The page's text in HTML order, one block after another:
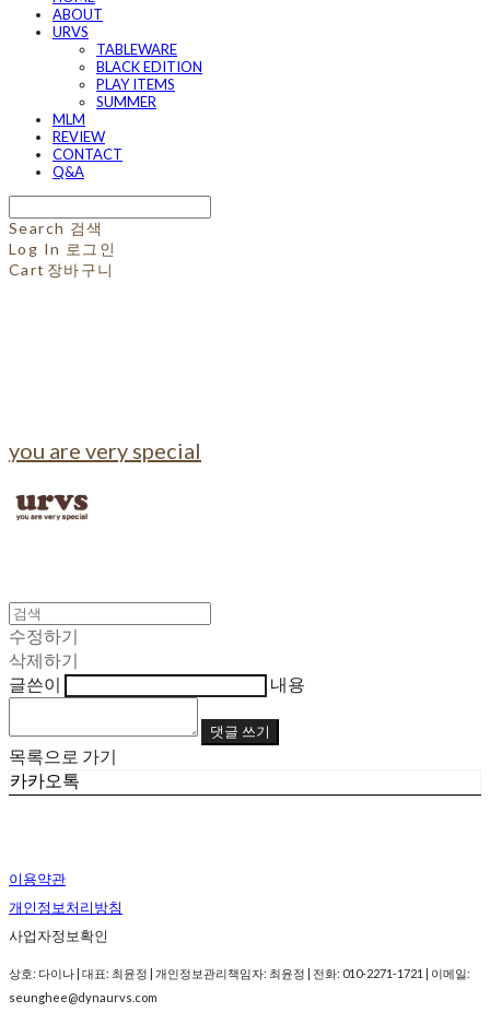
ABOUT
URVS
TABLEWARE
BLACK EDITION
PLAY ITEMS
SUMMER
MLM
REVIEW
CONTACT
Q&A
Search 검색
Log In 로그인
Cart 장바구니
you are very special
수정하기
삭제하기
글쓴이
내용
댓글 쓰기
목록으로 가기
카카오톡
이용약관
개인정보처리방침
사업자정보확인
상호: 다이나 | 대표: 최윤정 | 개인정보관리책임자: 최윤정 | 전화: 010-2271-1721 | 이메일:
seunghee@dynaurvs.com